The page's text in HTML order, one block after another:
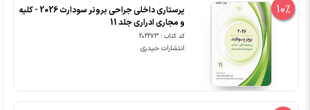
10%
پرستاری داخلی جراحی برونر سودارث 2026 - کلیه
و مجاری ادراری جلد 11
کد کتاب : 202273
انتشارات حیدری